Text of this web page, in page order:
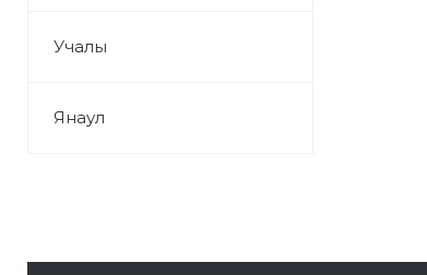
Учалы
Янаул